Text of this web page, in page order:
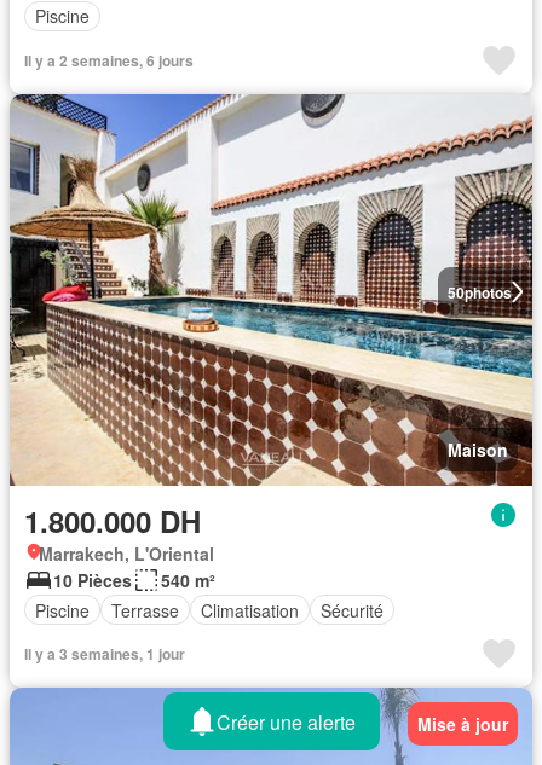
Piscine
Il y a 2 semaines, 6 jours
50photos
Maison
1.800.000 DH
Marrakech, L'Oriental
10 Pièces
540 m²
Piscine
Terrasse Climatisation Sécurité
Il y a 3 semaines, 1 jour
Mise à jour
Créer une alerte